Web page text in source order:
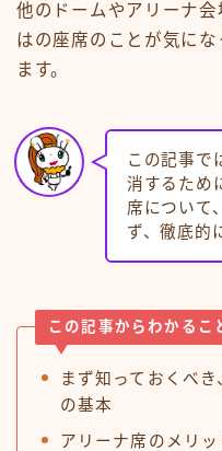
他のドームやアリーナ
はの座席のことが気に
ます。
この記事で
消するため
席について
ず、徹底的
この記事からわかるこ
まず知っておくべ
の基本
アリーナ席のメリ